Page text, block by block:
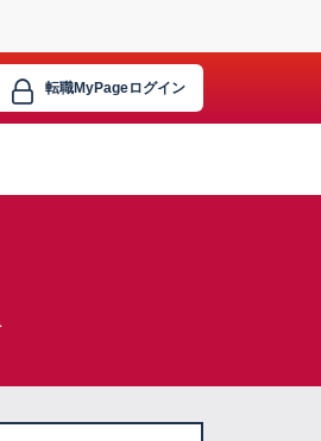
転職MyPageログイン